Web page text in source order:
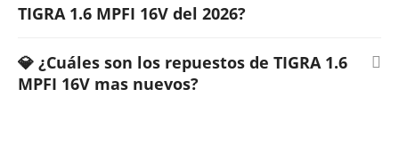
TIGRA 1.6 MPFI 16V del 2026?
💎 ¿Cuáles son los repuestos de TIGRA 1.6
MPFI 16V mas nuevos?